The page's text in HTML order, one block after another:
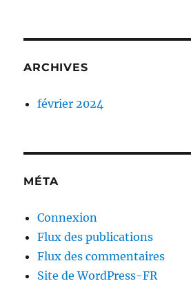
ARCHIVES
février 2024
MÉTA
Connexion
Flux des publications
Flux des commentaires
Site de WordPress-FR